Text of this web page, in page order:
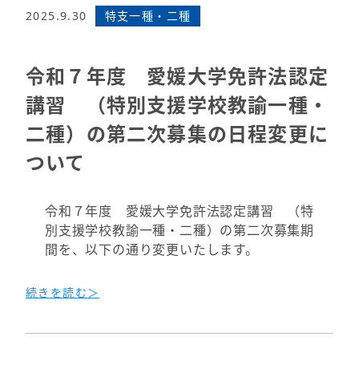
施要項、およびPeatixのサイトにある二次
募集の説明をご覧ください。
期限等の変更はありません。
ご了承の上、受講希望の方はお早めにお申し
込みください。
2025.9.30 特支一種・二種
令和７年度 愛媛大学免許法認定
講習 （特別支援学校教諭一種・
二種）の第二次募集の日程変更に
ついて
令和７年度 愛媛大学免許法認定講習 （特
別支援学校教諭一種・二種）の第二次募集期
間を、以下の通り変更いたします。
続きを読む＞